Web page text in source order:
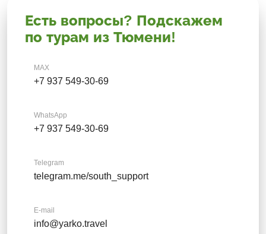
Есть вопросы? Подскажем
по турам из Тюмени!
MAX
+7 937 549-30-69
WhatsApp
+7 937 549-30-69
Telegram
telegram.me/south_support
E-mail
info@yarko.travel